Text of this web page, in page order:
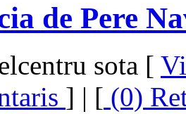
de Pere
sota [
] | [ (0)